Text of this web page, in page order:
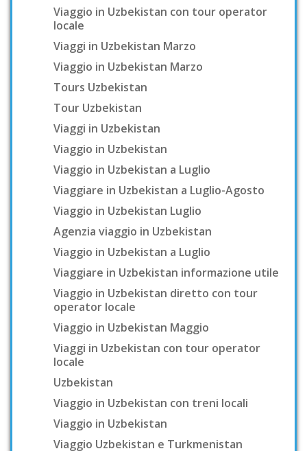
Viaggio in Uzbekistan con tour operator
locale
Viaggi in Uzbekistan Marzo
Viaggio in Uzbekistan Marzo
Tours Uzbekistan
Tour Uzbekistan
Viaggi in Uzbekistan
Viaggio in Uzbekistan
Viaggio in Uzbekistan a Luglio
Viaggiare in Uzbekistan a Luglio-Agosto
Viaggio in Uzbekistan Luglio
Agenzia viaggio in Uzbekistan
Viaggio in Uzbekistan a Luglio
Viaggiare in Uzbekistan informazione utile
Viaggio in Uzbekistan diretto con tour
operator locale
Viaggio in Uzbekistan Maggio
Viaggi in Uzbekistan con tour operator
locale
Uzbekistan
Viaggio in Uzbekistan con treni locali
Viaggio in Uzbekistan
Viaggio Uzbekistan e Turkmenistan